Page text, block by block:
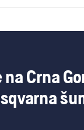
Crna